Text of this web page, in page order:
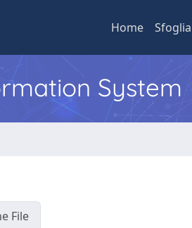
Home Sfoglia
System
File